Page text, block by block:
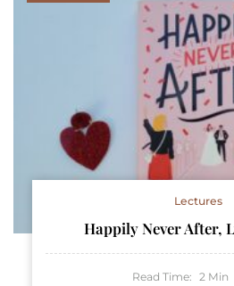
Lectures
Happily Never After,
Read Time: 2 Min